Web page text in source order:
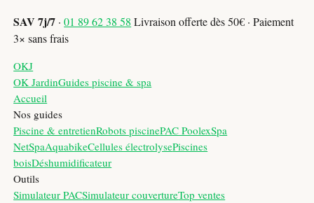
SAV 7j/7 ·01 89 62 38 58 Livraison offerte dès 50€ · Paiement
3× sans frais
OKJ
OK JardinGuides piscine & spa
Accueil
Nos guides
Piscine & entretienRobots piscinePAC PoolexSpa
NetSpaAquabikeCellules électrolysePiscines
boisDéshumidificateur
Outils
Simulateur PACSimulateur couvertureTop ventes